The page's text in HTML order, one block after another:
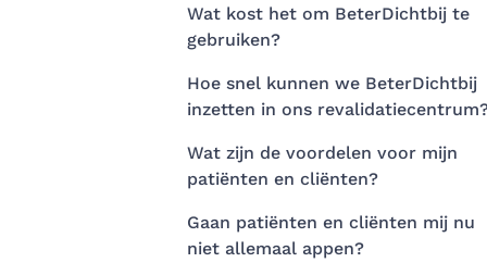
Wat kost het om BeterDichtbij te
gebruiken?
Hoe snel kunnen we BeterDichtbij
inzetten in ons
Wat zijn de voordelen voor mijn
patiënten en cliënten?
Gaan patiënten en cliënten mij nu
niet allemaal appen?